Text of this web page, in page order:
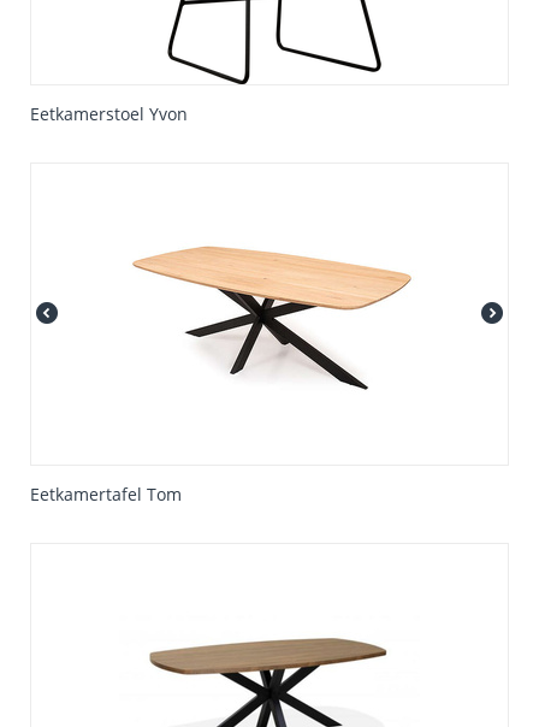
Eetkamerstoel Yvon
Eetkamertafel Tom